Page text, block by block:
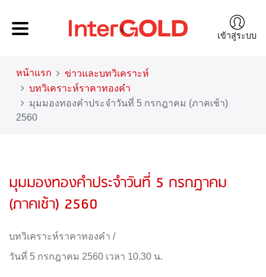
เข้าสู่ระบบ
หน้าแรก
ข่าวและบทวิเคราะห์
บทวิเคราะห์ราคาทองคำ
มุมมองทองคำประจำวันที่ 5 กรกฎาคม (ภาคเช้า)
2560
มุมมองทองคำประจำวันที่ 5 กรกฎาคม
(ภาคเช้า) 2560
บทวิเคราะห์ราคาทองคำ /
วันที่ 5 กรกฎาคม 2560 เวลา 10.30 น.